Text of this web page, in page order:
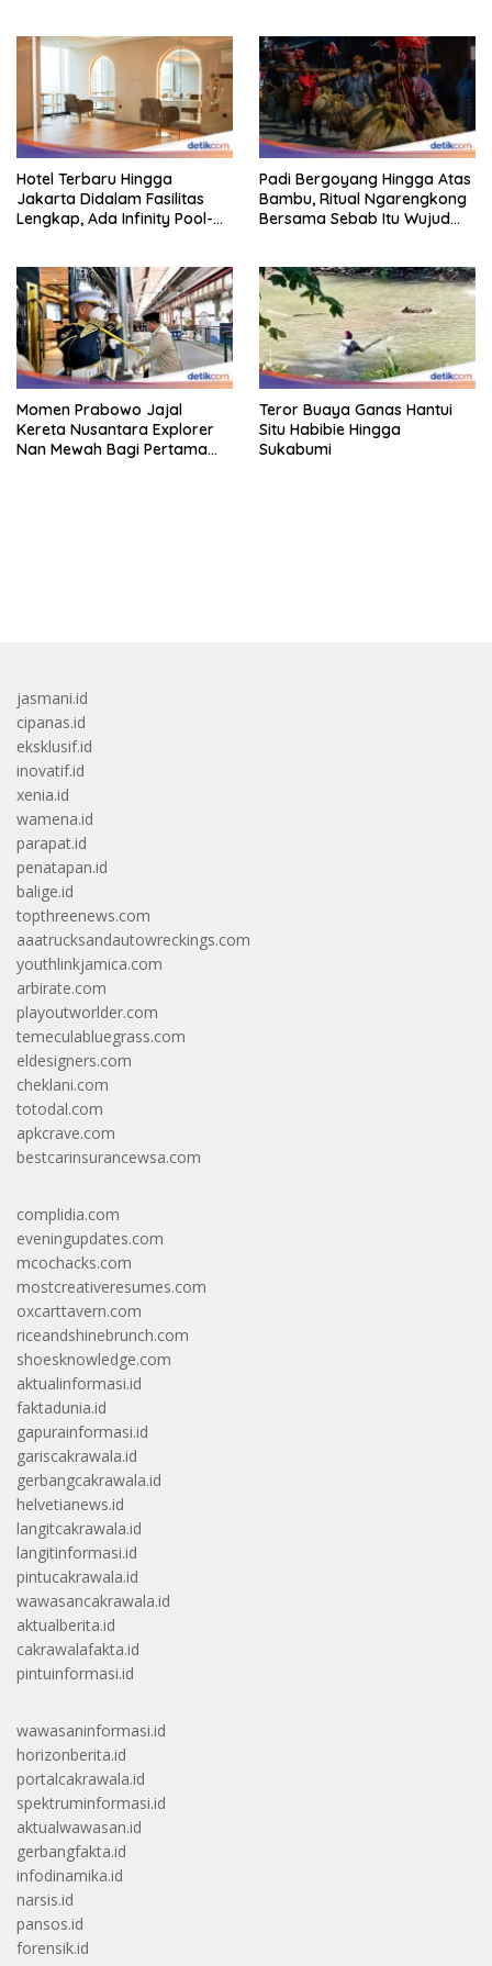
Hotel Terbaru Hingga
Jakarta Didalam Fasilitas
Lengkap, Ada Infinity Pool-
Padi Bergoyang Hingga Atas
Bambu, Ritual Ngarengkong
Bersama Sebab Itu Wujud
Momen Prabowo Jajal
Kereta Nusantara Explorer
Nan Mewah Bagi Pertama
Teror Buaya Ganas Hantui
Situ Habibie Hingga
Sukabumi
jasmani.id
cipanas.id
eksklusif.id
inovatif.id
xenia.id
wamena.id
parapat.id
penatapan.id
balige.id
topthreenews.com
aaatrucksandautowreckings.com
youthlinkjamica.com
arbirate.com
playoutworlder.com
temeculabluegrass.com
eldesigners.com
cheklani.com
totodal.com
apkcrave.com
bestcarinsurancewsa.com
complidia.com
eveningupdates.com
mcochacks.com
mostcreativeresumes.com
oxcarttavern.com
riceandshinebrunch.com
shoesknowledge.com
aktualinformasi.id
faktadunia.id
gapurainformasi.id
gariscakrawala.id
gerbangcakrawala.id
helvetianews.id
langitcakrawala.id
langitinformasi.id
pintucakrawala.id
wawasancakrawala.id
aktualberita.id
cakrawalafakta.id
pintuinformasi.id
wawasaninformasi.id
horizonberita.id
portalcakrawala.id
spektruminformasi.id
aktualwawasan.id
gerbangfakta.id
infodinamika.id
narsis.id
pansos.id
forensik.id